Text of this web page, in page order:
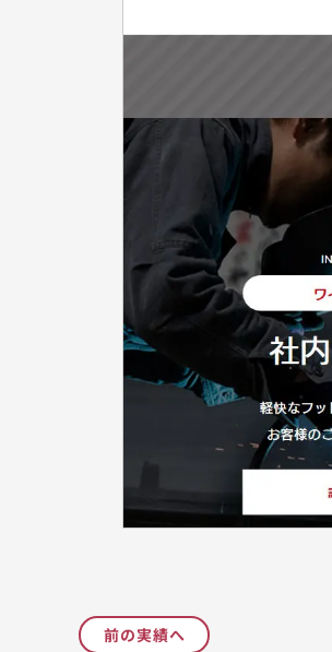
前の実績へ